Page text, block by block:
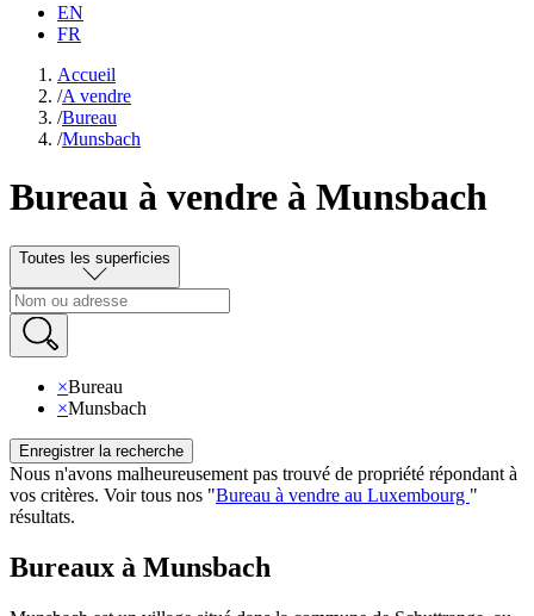
EN
FR
Accueil
/A vendre
/Bureau
/Munsbach
Bureau à vendre à Munsbach
Toutes les superficies
×Bureau
×Munsbach
Enregistrer la recherche
Nous n'avons malheureusement pas trouvé de propriété répondant à
vos critères. Voir tous nos "Bureau à vendre au Luxembourg "
résultats.
Bureaux à Munsbach